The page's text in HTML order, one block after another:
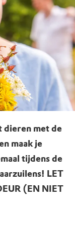
dieren met de
maak je
tijdens de
LET
(EN NIET